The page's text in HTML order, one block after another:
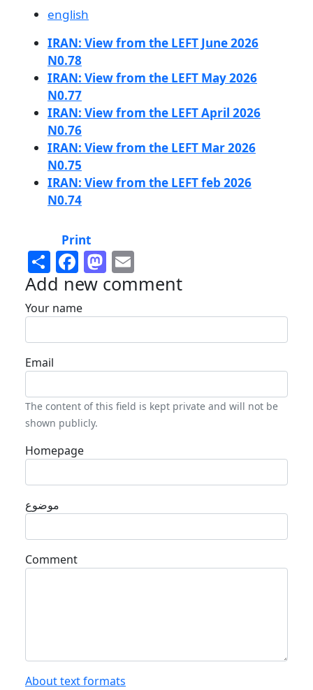
english
IRAN: View from the LEFT June 2026
N0.78
IRAN: View from the LEFT May 2026
N0.77
IRAN: View from the LEFT April 2026
N0.76
IRAN: View from the LEFT Mar 2026
N0.75
IRAN: View from the LEFT feb 2026
N0.74
Print
ShareFacebook
Mastodon
Add new comment
Your name
Email
The content of this field is kept private and will not be
shown publicly.
Homepage
موضوع
Comment
About text formats